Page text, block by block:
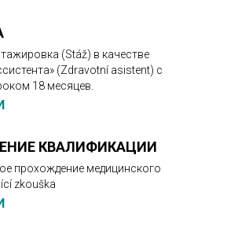
(Stáž) в качестве
(Zdravotní asistent) с
18 месяцев.
КВАЛИФИКАЦИИ
прохождение медицинского
zkouška